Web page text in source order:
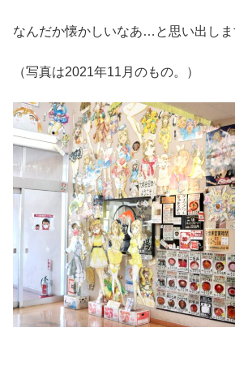
なんだか懐かしいなあ…と思い出しま
（写真は2021年11月のもの。）